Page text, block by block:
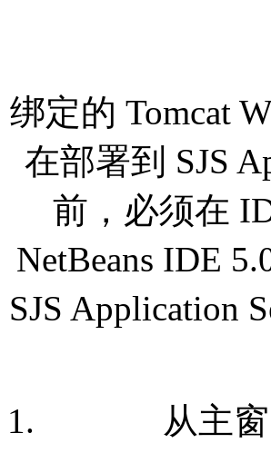
绑定的 Tomcat
在部署到 SJS
前，必须在
NetBeans IDE
SJS Application
从主